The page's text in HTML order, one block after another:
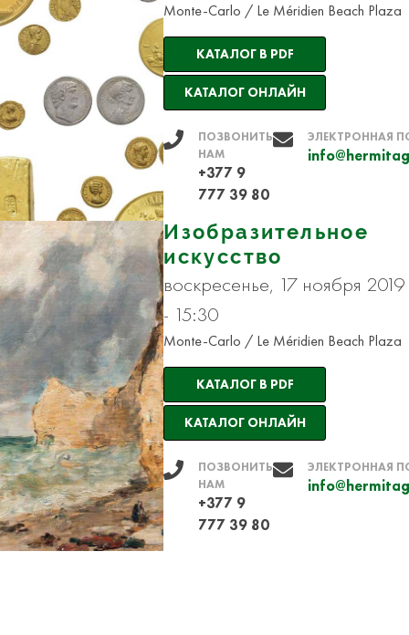
Monte-Carlo / Le Méridien Beach Plaza
КАТАЛОГ В PDF
КАТАЛОГ ОНЛАЙН
ПОЗВОНИТЬ
НАМ
+377 9
777 39 80
ЭЛЕКТРОННАЯ
Изобразительное
искусство
воскресенье, 17 ноября 2019
- 15:30
Monte-Carlo / Le Méridien Beach Plaza
КАТАЛОГ В PDF
КАТАЛОГ ОНЛАЙН
ПОЗВОНИТЬ
НАМ
+377 9
777 39 80
ЭЛЕКТРОННАЯ